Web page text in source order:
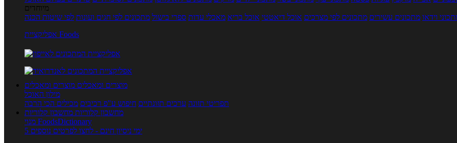
מיוחדים
וידאו מתכונים עשירים מתכונים לפי מצרכים אוכל דיאטטי אוכל בריא מאכלי עדות ספרי בישול מתכונים לפי חגים ועונות לפי שיטות הכנה
אפליקציית Foods
מוצרים ומאכלים מוצרים ומאכלים
מילון האוכל
תפריטי תזונה ערכים תזונתיים חיפוש ע"פ רכיבים מכילים הכי הרבה
מחשבון קלוריות מחשבון קלוריות
מנוי FoodsDictionary
5 ימי ניסיון חינם - לחצו לפרטים נוספים